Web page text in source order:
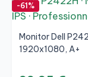
-61%
Monitor Dell
1920x1080, A+